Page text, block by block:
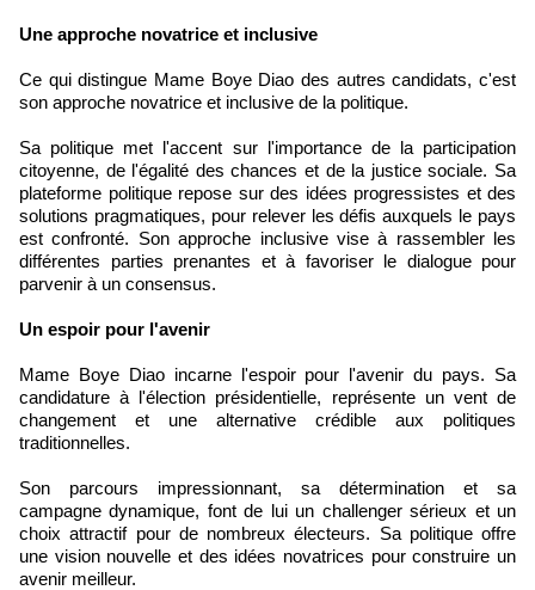
Une approche novatrice et inclusive
Ce qui distingue Mame Boye Diao des autres candidats, c'est
son approche novatrice et inclusive de la politique.
Sa politique met l'accent sur l'importance de la participation
citoyenne, de l'égalité des chances et de la justice sociale. Sa
plateforme politique repose sur des idées progressistes et des
solutions pragmatiques, pour relever les défis auxquels le pays
est confronté. Son approche inclusive vise à rassembler les
différentes parties prenantes et à favoriser le dialogue pour
parvenir à un consensus.
Un espoir pour l'avenir
Mame Boye Diao incarne l'espoir pour l'avenir du pays. Sa
candidature à l'élection présidentielle, représente un vent de
changement et une alternative crédible aux politiques
traditionnelles.
Son parcours impressionnant, sa détermination et sa
campagne dynamique, font de lui un challenger sérieux et un
choix attractif pour de nombreux électeurs. Sa politique offre
une vision nouvelle et des idées novatrices pour construire un
avenir meilleur.